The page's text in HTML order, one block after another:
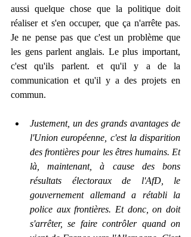
aussi quelque chose que la politique doit
réaliser et s'en occuper, que ça n'arrête pas.
Je ne pense pas que c'est un problème que
les gens parlent anglais. Le plus important,
c'est qu'ils parlent. et qu'il y a de la
communication et qu'il y a des projets en
commun.
Justement, un des grands avantages de
l'Union européenne, c'est la disparition
des frontières pour les êtres humains. Et
là, maintenant, à cause des bons
résultats électoraux de l'AfD, le
gouvernement allemand a rétabli la
police aux frontières. Et donc, on doit
s'arrêter, se faire contrôler quand on